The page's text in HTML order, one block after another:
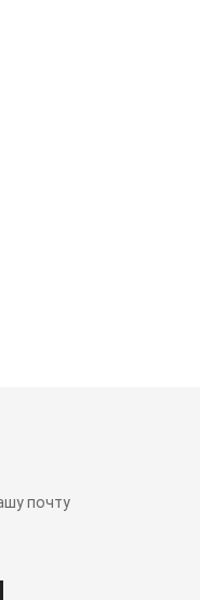
почту